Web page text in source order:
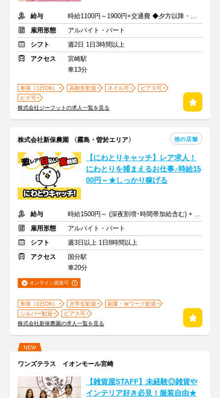
給与
時給1100円～1900円+交通費 ◆夕方以降・日祝加給あり！
雇用形態
アルバイト・パート
シフト
週2日 1日3時間以上
アクセス
宮崎駅
車13分
単発（1日OK） 高校生歓迎 ネイル可
ピアス可
ヒゲ可
株式会社ジーフットの求人一覧を見る
株式会社新保農園 〈霧島・曽於エリア〉 他の店舗
【にわとりキャッチ】レア求人！
にわとりを捕まえるお仕事♪時給15
00円～★しっかり稼げる
給与
時給1500円～ (深夜割増･時間帯加給含む) + 交通費規定支給
雇用形態
アルバイト・パート
シフト
週3日以上 1日8時間以上
アクセス
国分駅
車20分
オンライン面接可
単発（1日OK） 大学生歓迎
副業・Ｗワーク歓迎
シルバー歓迎
ピアス可
株式会社新保農園の求人一覧を見る
NEW
ワンズテラス イオンモール宮崎
【雑貨屋STAFF】未経験◎雑貨や
インテリア好き必見！服装自由★